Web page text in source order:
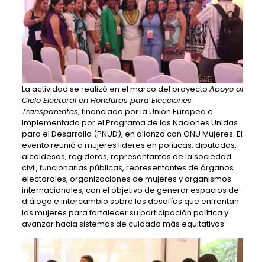
La actividad se realizó en el marco del proyecto Apoyo al
Ciclo Electoral en Honduras para Elecciones
Transparentes, financiado por la Unión Europea e
implementado por el Programa de las Naciones Unidas
para el Desarrollo (PNUD), en alianza con ONU Mujeres. El
evento reunió a mujeres lideres en políticas: diputadas,
alcaldesas, regidoras, representantes de la sociedad
civil, funcionarias públicas, representantes de órganos
electorales, organizaciones de mujeres y organismos
internacionales, con el objetivo de generar espacios de
diálogo e intercambio sobre los desafíos que enfrentan
las mujeres para fortalecer su participación política y
avanzar hacia sistemas de cuidado más equitativos.